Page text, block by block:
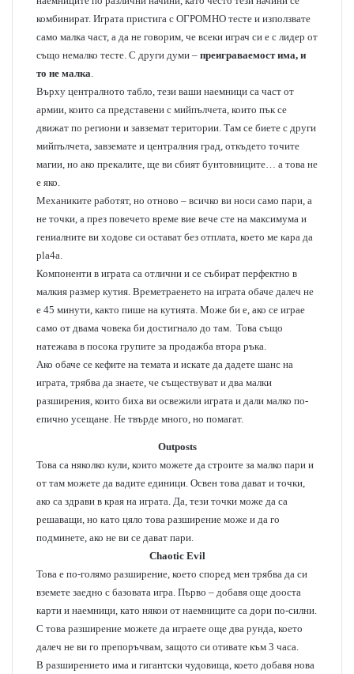
комбинират. Играта пристига с ОГРОМНО тесте и използвате
само малка част, а да не говорим, че всеки играч си е с лидер от
също немалко тесте. С други думи – преиграваемост има, и
то не малка.
Върху централното табло, тези ваши наемници са част от
армии, които са представени с мийпълчета, които пък се
движат по региони и завземат територии. Там се биете с други
мийпълчета, завземате и централния град, откъдето точите
магии, но ако прекалите, ще ви сбият бунтовниците… а това не
е яко.
Механиките работят, но отново – всичко ви носи само пари, а
не точки, а през повечето време вие вече сте на максимума и
гениалните ви ходове си остават без отплата, което ме кара да
pla4a.
Компоненти в играта са отлични и се събират перфектно в
малкия размер кутия. Времетраенето на играта обаче далеч не
е 45 минути, както пише на кутията. Може би е, ако се играе
само от двама човека би достигнало до там. Това също
натежава в посока групите за продажба втора ръка.
Ако обаче се кефите на темата и искате да дадете шанс на
играта, трябва да знаете, че съществуват и два малки
разширения, които биха ви освежили играта и дали малко по-
епично усещане. Не твърде много, но помагат.
Outposts
Това са няколко кули, които можете да строите за малко пари и
от там можете да вадите единици. Освен това дават и точки,
ако са здрави в края на играта. Да, тези точки може да са
решаващи, но като цяло това разширение може и да го
подминете, ако не ви се дават пари.
Chaotic Evil
Това е по-голямо разширение, което според мен трябва да си
вземете заедно с базовата игра. Първо – добавя още дооста
карти и наемници, като някои от наемниците са дори по-силни.
С това разширение можете да играете още два рунда, което
далеч не ви го препоръчвам, защото си отивате към 3 часа.
В разширението има и гигантски чудовища, което добавя нова